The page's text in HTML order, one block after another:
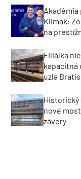
Klimak:
na
Filiálka
kapacitná
uzla
Historický
nové
závery